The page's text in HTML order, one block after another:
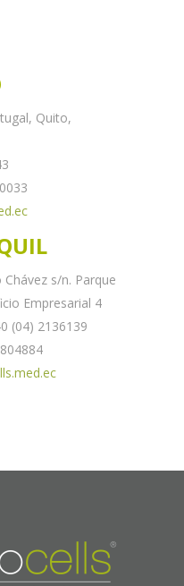
Quito,
s/n. Parque
Empresarial 4
(04) 2136139